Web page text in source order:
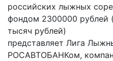
российских лыжных
фондом 2300000 рублей
тысяч рублей)
представляет Лига
РОСАВТОБАНКом,